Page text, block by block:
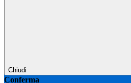
Chiudi
Conferma